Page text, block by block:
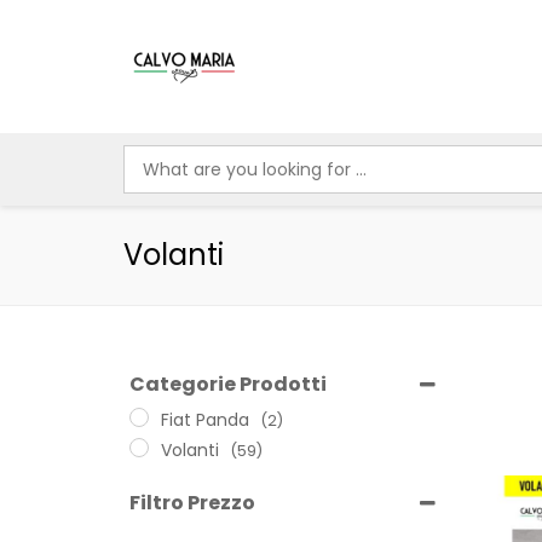
Volanti
Categorie Prodotti
Fiat Panda (2)
Volanti (59)
Filtro Prezzo